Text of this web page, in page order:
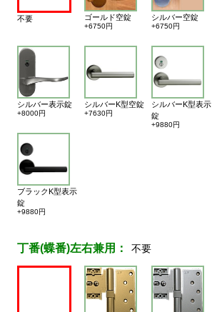
不要 ゴールド空錠
+6750円
シルバー空錠
+6750円
シルバー表示錠
+8000円
シルバーK型空錠
+7630円
シルバーK型表示
錠
+9880円
ブラックK型表示
錠
+9880円
丁番(蝶番)左右兼用： 不要